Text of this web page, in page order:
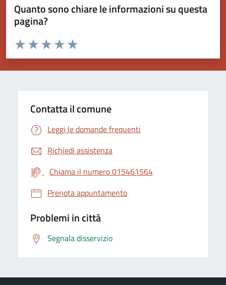
Quanto sono chiare le informazioni su questa
pagina?
Valuta da 1 a 5 stelle la pagina
Valuta 5 stelle su 5
Valuta 4 stelle su 5
Valuta 3 stelle su 5
Valuta 2 stelle su 5
Valuta 1 stelle su 5
Contatta il comune
Leggi le domande frequenti
Richiedi assistenza
Chiama il numero 015461564
Prenota appuntamento
Problemi in città
Segnala disservizio